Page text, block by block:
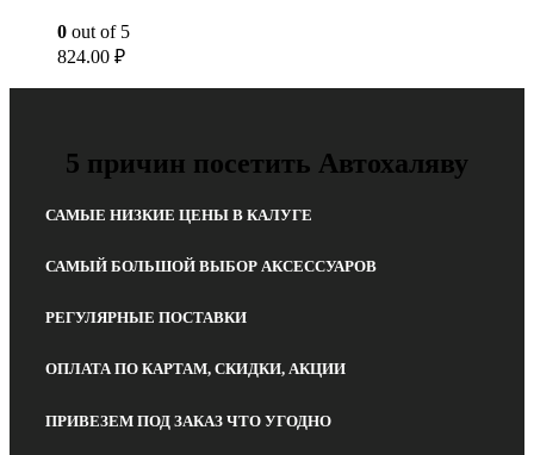
0 out of 5
824.00 ₽
5 причин посетить Автохаляву
САМЫЕ НИЗКИЕ ЦЕНЫ В КАЛУГЕ
САМЫЙ БОЛЬШОЙ ВЫБОР АКСЕССУАРОВ
РЕГУЛЯРНЫЕ ПОСТАВКИ
ОПЛАТА ПО КАРТАМ, СКИДКИ, АКЦИИ
ПРИВЕЗЕМ ПОД ЗАКАЗ ЧТО УГОДНО